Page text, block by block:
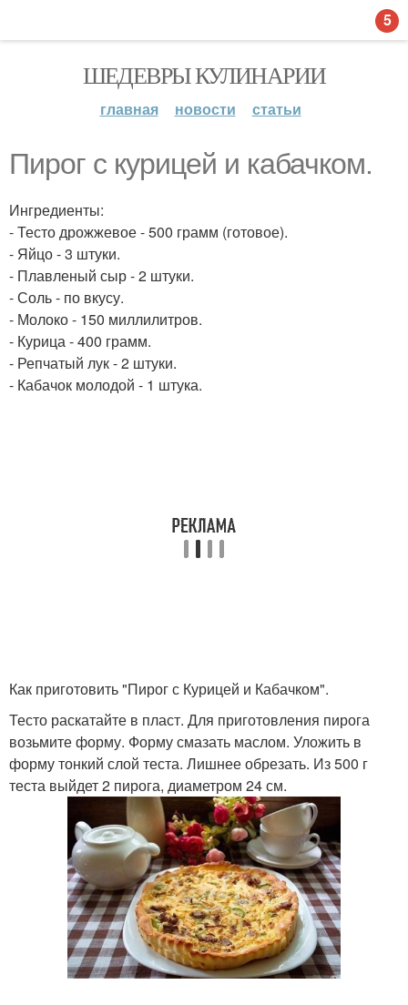
ШЕДЕВРЫ КУЛИНАРИИ
главная новости статьи
Пирог с курицей и кабачком.
Ингредиенты:
- Тесто дрожжевое - 500 грамм (готовое).
- Яйцо - 3 штуки.
- Плавленый сыр - 2 штуки.
- Соль - по вкусу.
- Молоко - 150 миллилитров.
- Курица - 400 грамм.
- Репчатый лук - 2 штуки.
- Кабачок молодой - 1 штука.
Как приготовить "Пирог с Курицей и Кабачком".
Тесто раскатайте в пласт. Для приготовления пирога
возьмите форму. Форму смазать маслом. Уложить в
форму тонкий слой теста. Лишнее обрезать. Из 500 г
теста выйдет 2 пирога, диаметром 24 см.
5